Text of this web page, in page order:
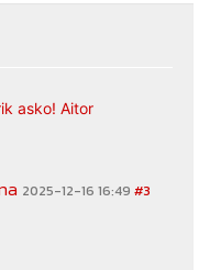
asko! Aitor
2025-12-16 16:49 #3